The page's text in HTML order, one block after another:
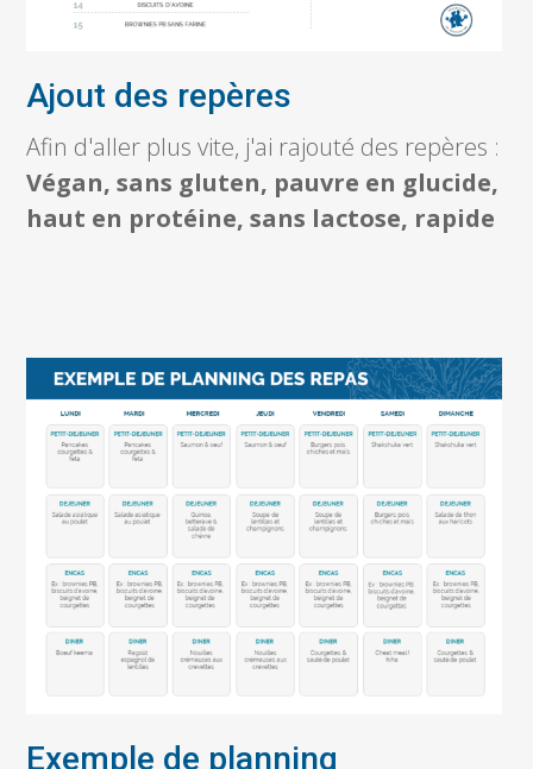
Ajout des repères
Afin d'aller plus vite, j'ai rajouté des repères :
Végan, sans gluten, pauvre en glucide,
haut en protéine, sans lactose, rapide
Exemple de planning